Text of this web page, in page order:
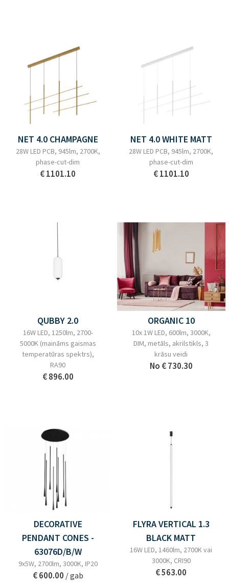
NET 4.0 CHAMPAGNE
28W LED PCB, 945lm, 2700K,
phase-cut-dim
€ 1101.10
NET 4.0 WHITE MATT
28W LED PCB, 945lm, 2700K,
phase-cut-dim
€ 1101.10
QUBBY 2.0
16W LED, 1250lm, 2700-
5000K (maināms gaismas
temperatūras spektrs),
RA90
€ 896.00
ORGANIC 10
10x 1W LED, 600lm, 3000K,
DIM, metāls, akrilstikls, 3
krāsu veidi
No € 730.30
DECORATIVE
PENDANT CONES -
63076D/B/W
9x5W, 2700lm, 3000K, IP20
€ 600.00 / gab
FLYRA VERTICAL 1.3
BLACK MATT
16W LED, 1460lm, 2700K vai
3000K, CRI90
€ 563.00